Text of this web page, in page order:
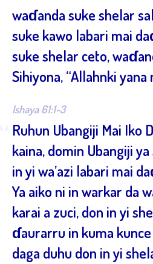
waɗanda suke shelar
suke kawo labari mai
suke shelar ceto,
Sihiyona, “Allahnki yana
Ishaya 61:1-3
Ruhun Ubangiji Mai Iko
kaina, domin Ubangiji
in yi wa’azi labari mai
Ya aiko ni in warkar da
karai a zuci, don in yi
ɗaurarru in kuma kunce
daga duhu don in yi